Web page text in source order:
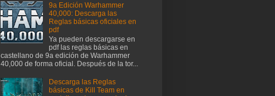
9a Edición Warhammer
40,000: Descarga las
Reglas básicas oficiales en
pdf
Ya pueden descargarse en
pdf las reglas básicas en
castellano de 9a edición de Warhammer
40,000 de forma oficial. Después de la tor...
Descarga las Reglas
básicas de Kill Team en